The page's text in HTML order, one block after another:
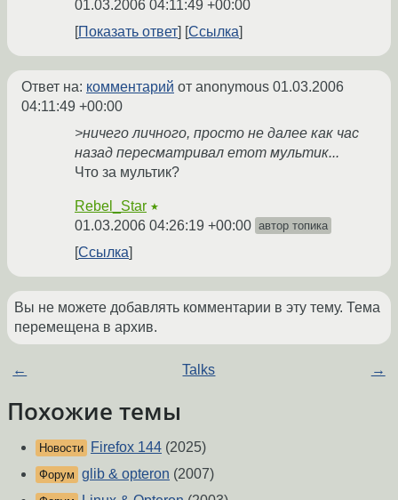
01.03.2006 04:11:49 +00:00
Показать ответ
Ссылка
Ответ на: комментарий от anonymous 01.03.2006
04:11:49 +00:00
>ничего личного, просто не далее как час
назад пересматривал етот мультик...
Что за мультик?
Rebel_Star ★
01.03.2006 04:26:19 +00:00 автор топика
Ссылка
Вы не можете добавлять комментарии в эту тему. Тема
перемещена в архив.
← Talks →
Похожие темы
Новости Firefox 144 (2025)
Форум glib & opteron (2007)